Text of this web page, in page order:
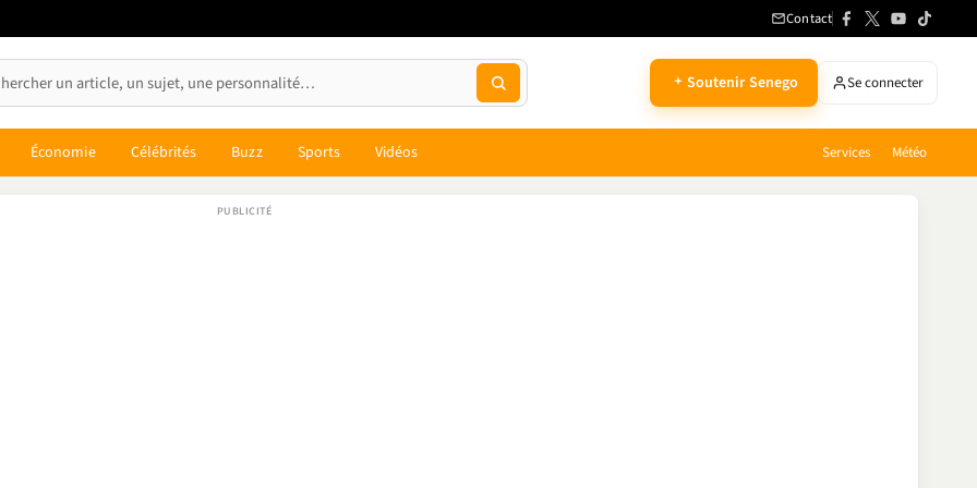
Contact
Soutenir Senego Se connecter
Économie Célébrités Buzz Sports Vidéos Services Météo